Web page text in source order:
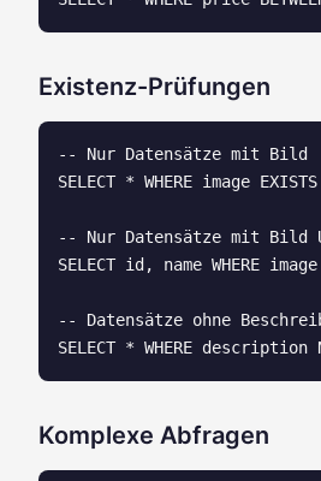
Existenz-Prüfungen
-- Nur Datensätze mit Bild
SELECT * WHERE image EXISTS
-- Nur Datensätze mit Bild
SELECT id, name WHERE
-- Datensätze ohne
Komplexe Abfragen